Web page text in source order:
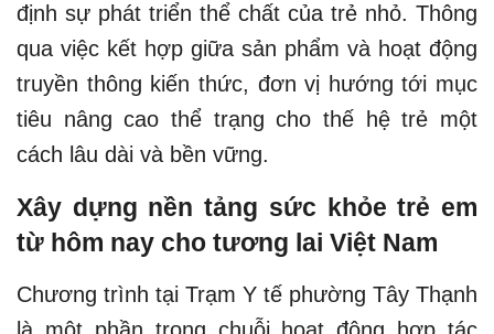
định sự phát triển thể chất của trẻ nhỏ. Thông
qua việc kết hợp giữa sản phẩm và hoạt động
truyền thông kiến thức, đơn vị hướng tới mục
tiêu nâng cao thể trạng cho thế hệ trẻ một
cách lâu dài và bền vững.
Xây dựng nền tảng sức khỏe trẻ em
từ hôm nay cho tương lai Việt Nam
Chương trình tại Trạm Y tế phường Tây Thạnh